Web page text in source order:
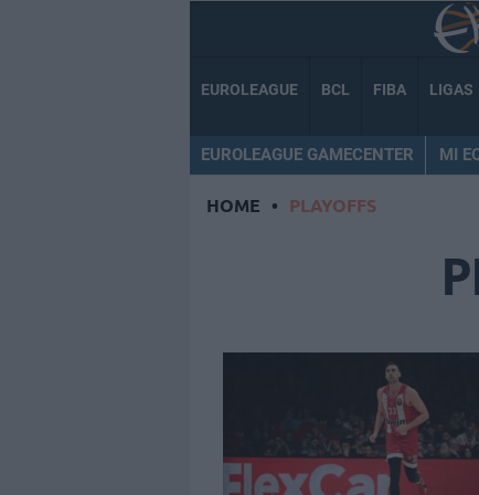
EUROLEAGUE BCL FIBA LIGAS
EUROLEAGUE GAMECENTER MI
HOME • PLAYOFFS